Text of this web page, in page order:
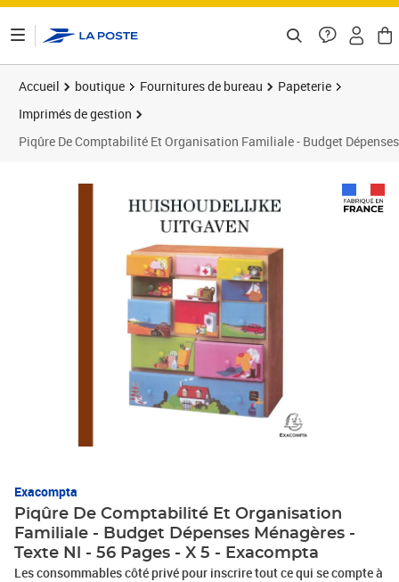
Accueil boutique Fournitures de bureau
Papeterie
Imprimés de gestion
Piqûre De Comptabilité Et Organisation Familiale - Budget
Exacompta
Piqûre De Comptabilité Et Organisation
Familiale - Budget Dépenses Ménagères -
Texte Nl - 56 Pages - X 5 - Exacompta
Les consommables côté privé pour inscrire tout ce qui se compte à